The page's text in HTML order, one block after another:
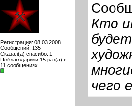
Регистрация: 08.03.2008
Сообщений: 135
Сказал(а) спасибо: 1
Поблагодарили 15 раз(а) в
11 сообщениях
Кто
чего